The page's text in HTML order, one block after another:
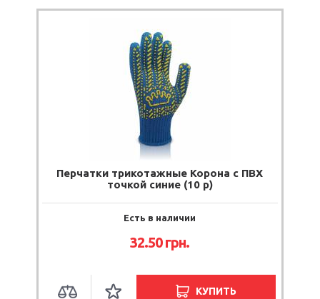
Перчатки трикотажные Корона с ПВХ
точкой синие (10 р)
Есть в наличии
32.50грн.
КУПИТЬ